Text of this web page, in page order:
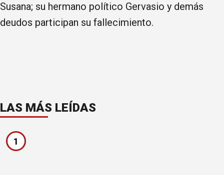
Susana; su hermano político Gervasio y demás
deudos participan su fallecimiento.
LAS MÁS LEÍDAS
1